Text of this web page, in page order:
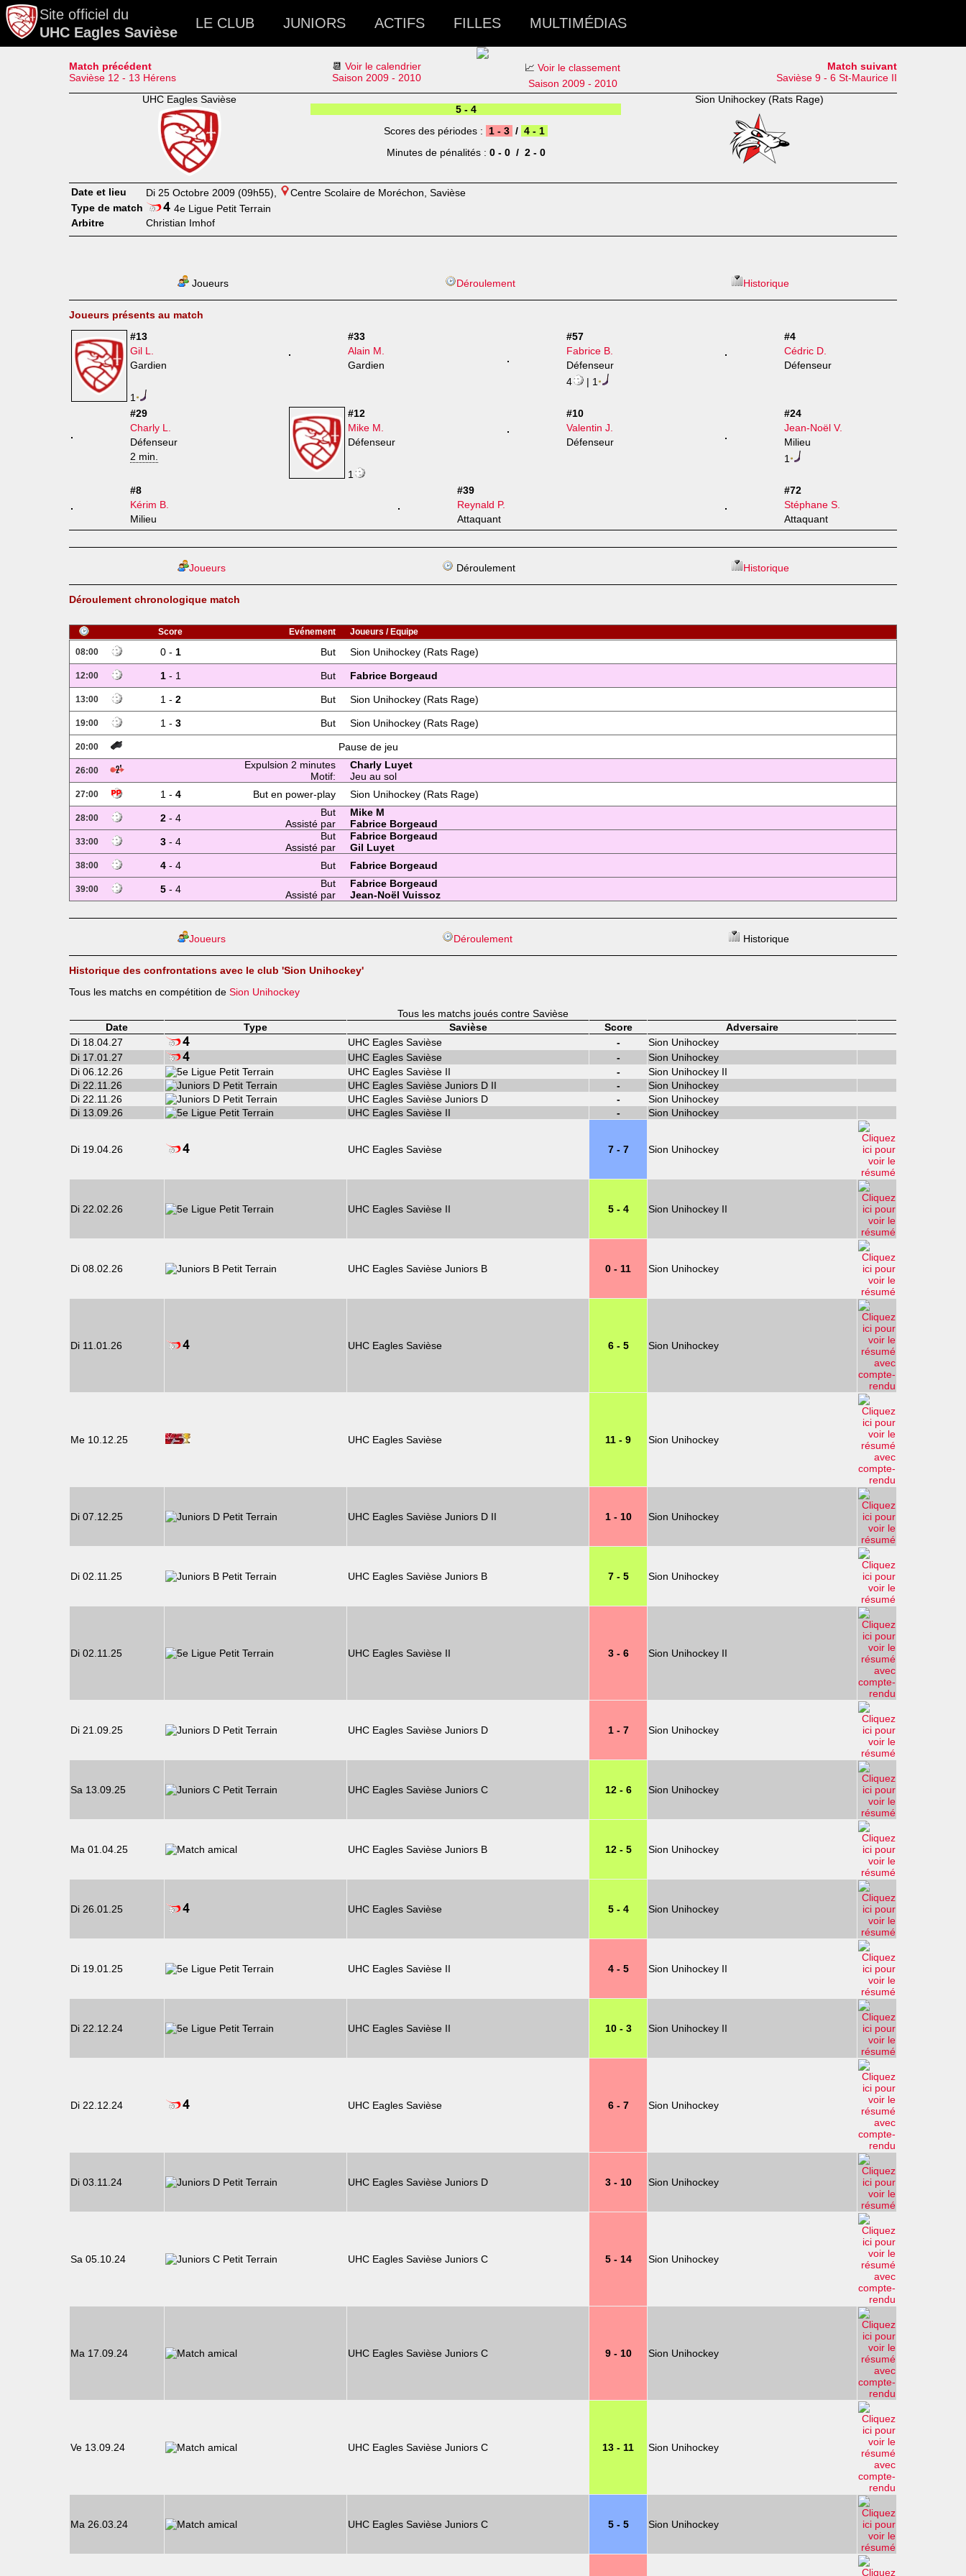
Site officiel du
UHC Eagles Savièse
LE CLUB JUNIORS ACTIFS FILLES MULTIMÉDIAS
Match précédent
Savièse 12 - 13 Hérens
📆 Voir le calendrier
Saison 2009 - 2010
📈Voir le classement
Saison 2009 - 2010
Match suivant
Savièse 9 - 6 St-Maurice II
UHC Eagles Savièse
5 - 4
Scores des périodes :
1 - 3 / 4 - 1
Minutes de pénalités : 0 - 0 / 2 - 0
Sion Unihockey (Rats Rage)
Date et lieu Di 25 Octobre 2009 (09h55),
Centre Scolaire de Moréchon, Savièse
Type de match
4e Ligue Petit Terrain
Arbitre
Christian Imhof
Joueurs Déroulement Historique
Joueurs présents au match
#13
Gil L.
Gardien
1
#33
Alain M.
Gardien
#57
Fabrice B.
Défenseur
4
| 1
#4
Cédric D.
Défenseur
#29
Charly L.
Défenseur
2 min.
#12
Mike M.
Défenseur
1
#10
Valentin J.
Défenseur
#24
Jean-Noël V.
Milieu
1
#8
Kérim B.
Milieu
#39
Reynald P.
Attaquant
#72
Stéphane S.
Attaquant
Joueurs Déroulement Historique
Déroulement chronologique match
Score Evénement
Joueurs / Equipe
08:00
0 - 1 But Sion Unihockey (Rats Rage)
12:00 1- 1 But Fabrice Borgeaud
13:00 1 - 2 But Sion Unihockey (Rats Rage)
19:00 1 - 3 But Sion Unihockey (Rats Rage)
20:00 Pause de jeu
26:00 Expulsion 2 minutes
Charly Luyet
Motif:
Jeu au sol
27:00 1 - 4 But en power-play Sion Unihockey (Rats Rage)
28:00 2- 4 But
Mike M
Assisté par
Fabrice Borgeaud
33:00 3- 4 But
Fabrice Borgeaud
Assisté par
Gil Luyet
38:00 4- 4 But Fabrice Borgeaud
39:00 5- 4 But
Fabrice Borgeaud
Assisté par
Jean-Noël Vuissoz
Joueurs Déroulement Historique
Historique des confrontations avec le club 'Sion Unihockey'
Tous les matchs en compétition de Sion Unihockey
Tous les matchs joués contre Savièse
Date
Type Savièse Score
Adversaire
Di 18.04.27
UHC Eagles Savièse -
Sion Unihockey
Di 17.01.27
UHC Eagles Savièse -
Sion Unihockey
Di 06.12.26
UHC Eagles Savièse II -
Sion Unihockey II
Di 22.11.26
UHC Eagles Savièse Juniors D II -
Sion Unihockey
Di 22.11.26
UHC Eagles Savièse Juniors D -
Sion Unihockey
Di 13.09.26
UHC Eagles Savièse II - Sion Unihockey
Di 19.04.26 UHC Eagles Savièse 7 - 7 Sion Unihockey
Di 22.02.26 UHC Eagles Savièse II 5 - 4 Sion Unihockey II
Di 08.02.26 UHC Eagles Savièse Juniors B 0 - 11 Sion Unihockey
Di 11.01.26 UHC Eagles Savièse 6 - 5 Sion Unihockey
Me 10.12.25 UHC Eagles Savièse 11 - 9 Sion Unihockey
Di 07.12.25 UHC Eagles Savièse Juniors D II 1 - 10 Sion Unihockey
Di 02.11.25 UHC Eagles Savièse Juniors B 7 - 5 Sion Unihockey
Di 02.11.25 UHC Eagles Savièse II 3 - 6 Sion Unihockey II
Di 21.09.25 UHC Eagles Savièse Juniors D 1 - 7 Sion Unihockey
Sa 13.09.25 UHC Eagles Savièse Juniors C 12 - 6 Sion Unihockey
Ma 01.04.25 UHC Eagles Savièse Juniors B 12 - 5 Sion Unihockey
Di 26.01.25 UHC Eagles Savièse 5 - 4 Sion Unihockey
Di 19.01.25 UHC Eagles Savièse II 4 - 5 Sion Unihockey II
Di 22.12.24 UHC Eagles Savièse II 10 - 3 Sion Unihockey II
Di 22.12.24 UHC Eagles Savièse 6 - 7 Sion Unihockey
Di 03.11.24 UHC Eagles Savièse Juniors D 3 - 10 Sion Unihockey
Sa 05.10.24 UHC Eagles Savièse Juniors C 5 - 14 Sion Unihockey
Ma 17.09.24 UHC Eagles Savièse Juniors C 9 - 10 Sion Unihockey
Ve 13.09.24 UHC Eagles Savièse Juniors C 13 - 11 Sion Unihockey
Ma 26.03.24 UHC Eagles Savièse Juniors C 5 - 5 Sion Unihockey